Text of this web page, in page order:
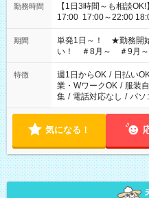
勤務時間
【1日3時間～も相談OK!】 ＜シフト例＞ 9:00～12:00
17:00 17:00～22:00 18:00～21:00 な
お気軽にご相談くださ
期間
単発1日～！ ★勤務開
い！ ＃8月～ ＃9月～
特徴 週1日からOK / 日払い
業・WワークOK / 服装
集 / 電話対応なし / パソ
気になる！